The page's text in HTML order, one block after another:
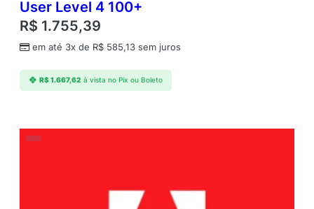
User Level 4 100+
R$ 1.755,39
em até 3x de R$ 585,13 sem juros
R$1.667,62 à vista no Pix ou Boleto